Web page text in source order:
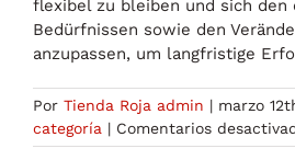
flexibel zu bleiben und sich den
Bedürfnissen sowie den
anzupassen, um langfristige
Por Tienda Roja admin | marzo
categoría | Comentarios